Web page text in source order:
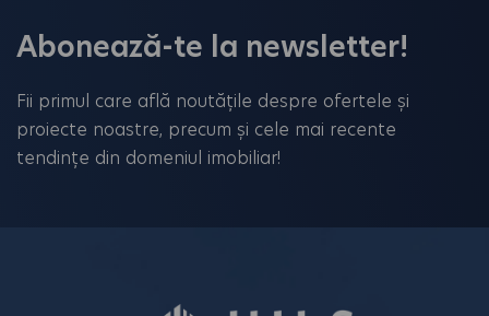
Abonează-te la newsletter!
Fii primul care află noutățile despre ofertele și
proiecte noastre, precum și cele mai recente
tendințe din domeniul imobiliar!